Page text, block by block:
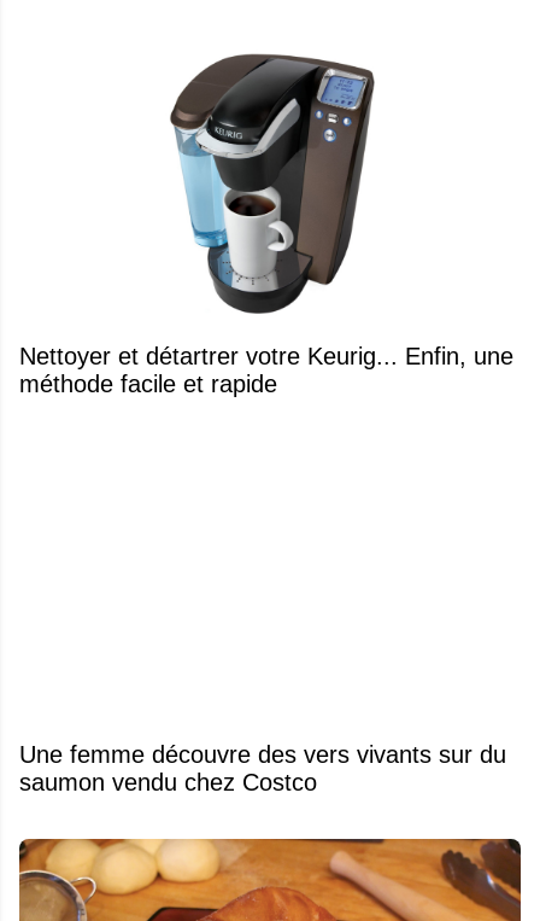
Nettoyer et détartrer votre Keurig... Enfin, une
méthode facile et rapide
Une femme découvre des vers vivants sur du
saumon vendu chez Costco